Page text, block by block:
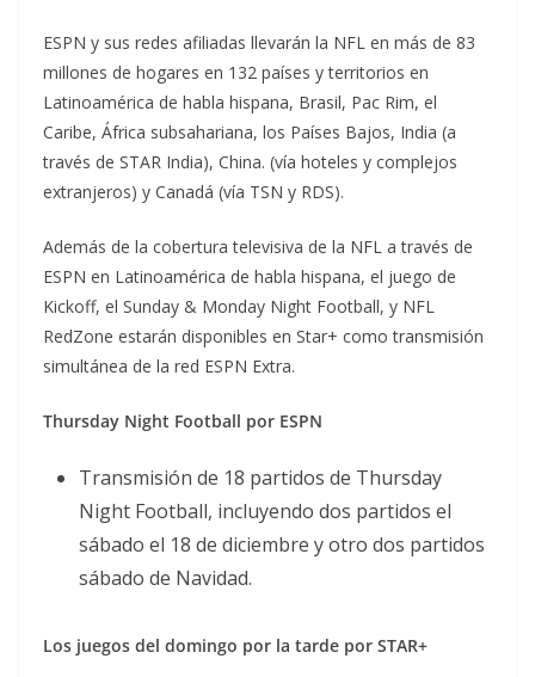
ESPN y sus redes afiliadas llevarán la NFL en más de 83
millones de hogares en 132 países y territorios en
Latinoamérica de habla hispana, Brasil, Pac Rim, el
Caribe, África subsahariana, los Países Bajos, India (a
través de STAR India), China. (vía hoteles y complejos
extranjeros) y Canadá (vía TSN y RDS).
Además de la cobertura televisiva de la NFL a través de
ESPN en Latinoamérica de habla hispana, el juego de
Kickoff, el Sunday & Monday Night Football, y NFL
RedZone estarán disponibles en Star+ como transmisión
simultánea de la red ESPN Extra.
Thursday Night Football por ESPN
Transmisión de 18 partidos de Thursday
Night Football, incluyendo dos partidos el
sábado el 18 de diciembre y otro dos partidos
sábado de Navidad.
Los juegos del domingo por la tarde por STAR+